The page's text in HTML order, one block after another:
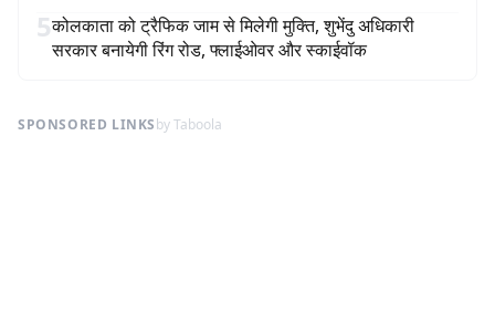
5कोलकाता को ट्रैफिक जाम से मिलेगी मुक्ति, शुभेंदु अधिकारी
सरकार बनायेगी रिंग रोड, फ्लाईओवर और स्काईवॉक
SPONSORED LINKSby Taboola